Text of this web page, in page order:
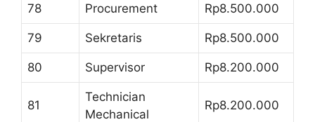
78 Procurement Rp8.500.000
79 Sekretaris Rp8.500.000
80 Supervisor Rp8.200.000
81
Technician
Mechanical
Rp8.200.000